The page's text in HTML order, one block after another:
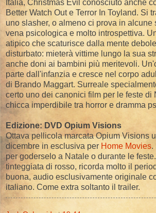
Italia, Christmas Evil conosciuto anche
Better Watch Out e Terror In Toyland. Si
uno slasher, o almeno ci prova in alcune
vena psicologica e molto introspettiva.
atipico che scaturisce dalla mente
disturbato: mieterà vittime lungo la sua
anche doni ai bambini più meritevoli.
parte dall'infanzia e cresce nel corpo
di Brando Maggart. Surreale
certo uno dei canonici film per le feste di
chicca imperdibile tra horror e dramma
Edizione: DVD Opium Visions
Ottava pellicola marcata Opium Visions
dicembre in esclusiva per Home Movies.
per goderselo a Natale o durante le
tinteggiata di rosso, ricorda molto il
buona, audio esclusivamente originale
italiano. Come extra soltanto il trailer.